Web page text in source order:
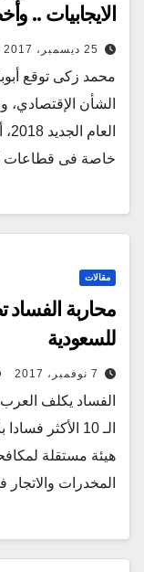
الايجابيات ..
25 ديسمبر، 2017
محمد زكى توقع
خاصة فى قطاعات
مقالات
للسعودية
7 نوفمبر، 2017
الـ 10 الأكثر
هيئة مستقلة
المخدرات والاتجار